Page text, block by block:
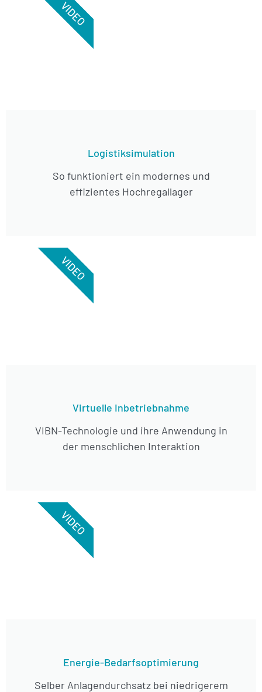
Logistiksimulation
So funktioniert ein modernes und
effizientes Hochregallager
VIDEO
Virtuelle Inbetriebnahme
VIBN-Technologie und ihre Anwendung in
der menschlichen Interaktion
VIDEO
Energie-Bedarfsoptimierung
Selber Anlagendurchsatz bei niedrigerem
VIDEO